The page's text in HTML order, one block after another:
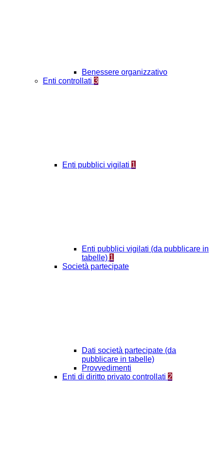
Benessere organizzativo
Enti controllati 3
Enti pubblici vigilati 1
Enti pubblici vigilati (da pubblicare in
tabelle) 1
Società partecipate
Dati società partecipate (da
pubblicare in tabelle)
Provvedimenti
Enti di diritto privato controllati 2